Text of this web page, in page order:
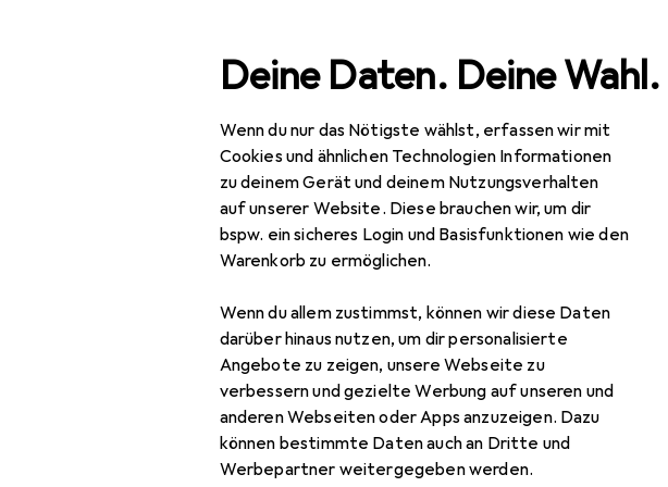
Deine Daten. Deine Wahl.
Wenn du nur das Nötigste wählst, erfassen wir mit
Cookies und ähnlichen Technologien Informationen
zu deinem Gerät und deinem Nutzungsverhalten
auf unserer Website. Diese brauchen wir, um dir
bspw. ein sicheres Login und Basisfunktionen wie den
Warenkorb zu ermöglichen.
Wenn du allem zustimmst, können wir diese Daten
darüber hinaus nutzen, um dir personalisierte
Angebote zu zeigen, unsere Webseite zu
verbessern und gezielte Werbung auf unseren und
anderen Webseiten oder Apps anzuzeigen. Dazu
können bestimmte Daten auch an Dritte und
Werbepartner weitergegeben werden.
Navigation nach Kategorien
IT + Multimedia Smartphones + Tablets Smartphone Zubehör